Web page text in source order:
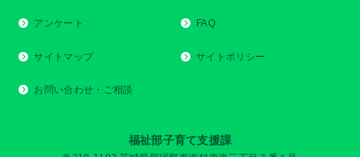
アンケート FAQ
サイトマップ サイトポリシー
お問い合わせ・ご相談
福祉部子育て支援課